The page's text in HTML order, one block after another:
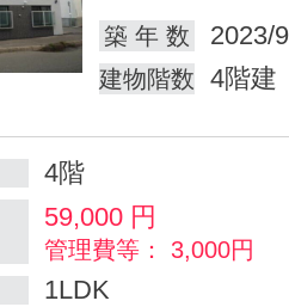
築 年 数
2023/
建物階数 4階建
4階
59,000円
管理費等： 3,000円
1LDK